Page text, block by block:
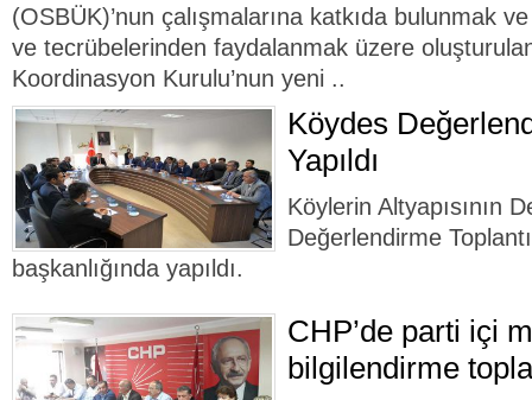
(OSBÜK)’nun çalışmalarına katkıda bulunmak
ve tecrübelerinden faydalanmak üzere
Koordinasyon Kurulu’nun yeni ..
Köydes
Yapıldı
Köylerin Altyapısının
Değerlendirme
başkanlığında yapıldı.
CHP’de parti içi
bilgilendirme